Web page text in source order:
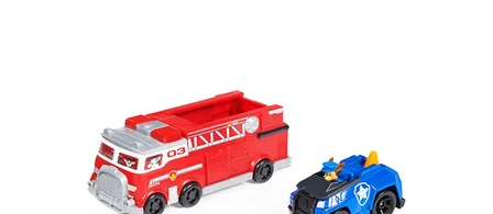
10053
SPIN MASTER